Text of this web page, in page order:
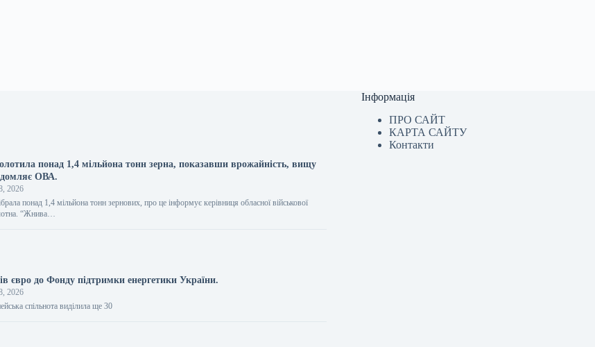
понад 1,4 мільйона тонн зерна, показавши врожайність, вищу
ОВА.
2026
понад 1,4 мільйона тонн зернових, про це інформує керівниця обласної військової
“Жнива…
євро до Фонду підтримки енергетики України.
2026
спільнота виділила ще 30
Інформація
ПРО САЙТ
КАРТА САЙТУ
Контакти